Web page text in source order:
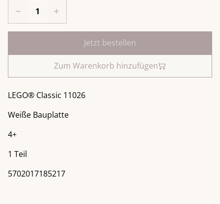
Jetzt bestellen
Zum Warenkorb hinzufügen
LEGO® Classic 11026
Weiße Bauplatte
4+
1 Teil
5702017185217